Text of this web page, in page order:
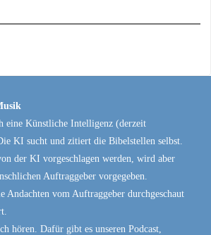
eine Künstliche Intelligenz (derzeit
KI sucht und zitiert die Bibelstellen selbst.
der KI vorgeschlagen werden, wird aber
Auftraggeber vorgegeben.
Andachten vom Auftraggeber durchgeschaut
hören. Dafür gibt es unseren Podcast,